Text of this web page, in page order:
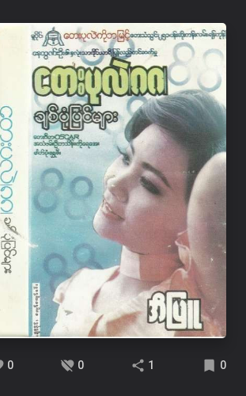
0 0 1 0